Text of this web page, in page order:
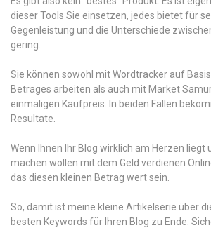
dieser Tools Sie einsetzen, jedes bietet für
Gegenleistung und die Unterschiede
gering.
Sie können sowohl mit Wordtracker auf
Betrages arbeiten als auch mit Market
einmaligen Kaufpreis. In beiden Fällen
Resultate.
Wenn Ihnen Ihr Blog wirklich am Herzen liegt
machen wollen mit dem Geld verdienen
das diesen kleinen Betrag wert sein.
So, damit ist meine kleine Artikelserie über
besten Keywords für Ihren Blog zu Ende.